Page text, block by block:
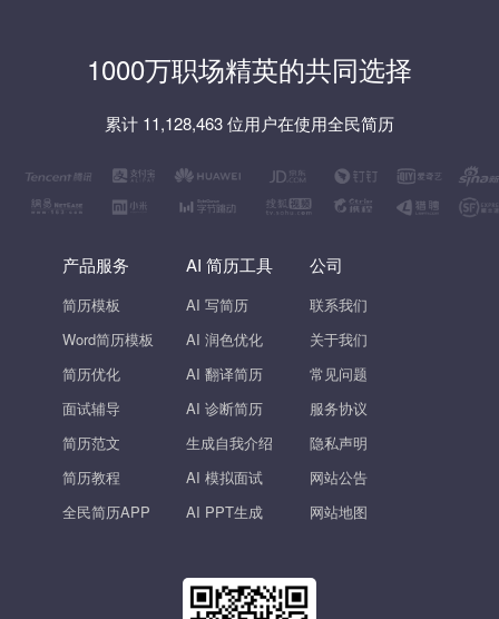
1000万职场精英的共同选择
累计 11,128,463 位用户在使用全民简历
产品服务
简历模板
Word简历模板
简历优化
面试辅导
简历范文
简历教程
全民简历APP
AI 简历工具
AI 写简历
AI 润色优化
AI 翻译简历
AI 诊断简历
生成自我介绍
AI 模拟面试
AI PPT生成
公司
联系我们
关于我们
常见问题
服务协议
隐私声明
网站公告
网站地图